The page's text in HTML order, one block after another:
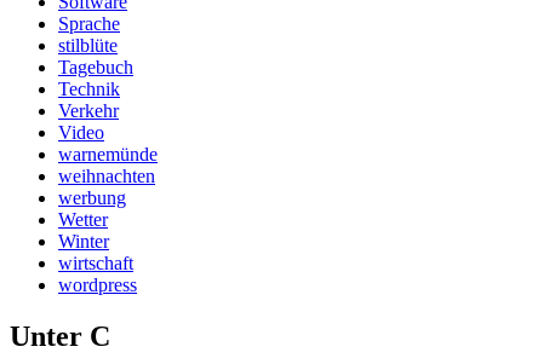
Sprache
stilblüte
Tagebuch
Technik
Verkehr
Video
warnemünde
weihnachten
werbung
Wetter
Winter
wirtschaft
wordpress
Unter C